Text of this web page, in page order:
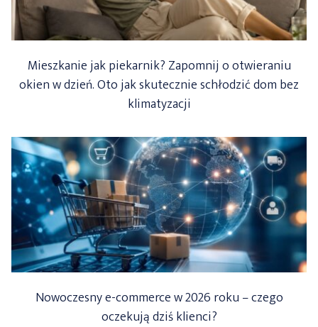
Mieszkanie jak piekarnik? Zapomnij o otwieraniu
okien w dzień. Oto jak skutecznie schłodzić dom bez
klimatyzacji
Nowoczesny e-commerce w 2026 roku – czego
oczekują dziś klienci?